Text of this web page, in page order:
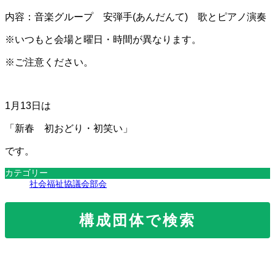
内容：音楽グループ 安弾手(あんだんて) 歌とピアノ演奏
※いつもと会場と曜日・時間が異なります。
※ご注意ください。
1月13日は
「新春 初おどり・初笑い」
です。
カテゴリー
社会福祉協議会部会
構成団体で検索